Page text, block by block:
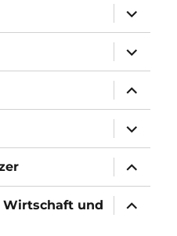
öffnen
öffnen
öffnen
öffnen
öffnen
Wirtschaft und
öffnen